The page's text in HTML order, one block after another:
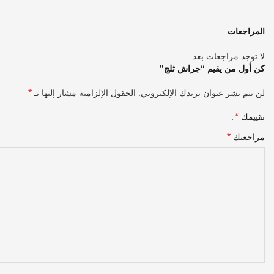
المراجعات
لا توجد مراجعات بعد.
كن أول من يقيم “جراش ثلج”
لن يتم نشر عنوان بريدك الإلكتروني. الحقول الإلزامية مشار إليها بـ *
تقييمك *
مراجعتك *